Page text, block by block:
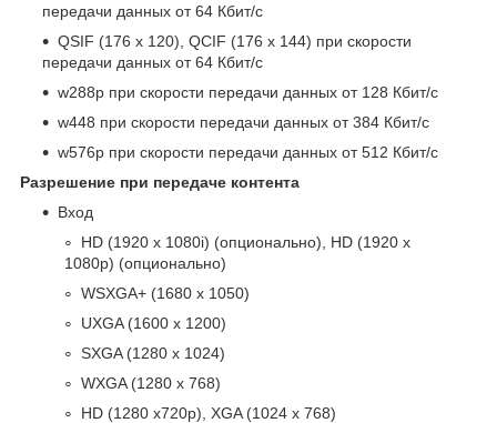
передачи данных от 64 Кбит/с
QSIF (176 x 120), QCIF (176 x 144) при скорости
передачи данных от 64 Кбит/с
w288p при скорости передачи данных от 128 Кбит/с
w448 при скорости передачи данных от 384 Кбит/с
w576p при скорости передачи данных от 512 Кбит/с
Разрешение при передаче контента
Вход
HD (1920 x 1080i) (опционально) , HD (1920 x
1080p) (опционально)
WSXGA+ (1680 x 1050)
UXGA (1600 x 1200)
SXGA (1280 x 1024)
WXGA (1280 x 768)
HD (1280 x720p), XGA (1024 x 768)